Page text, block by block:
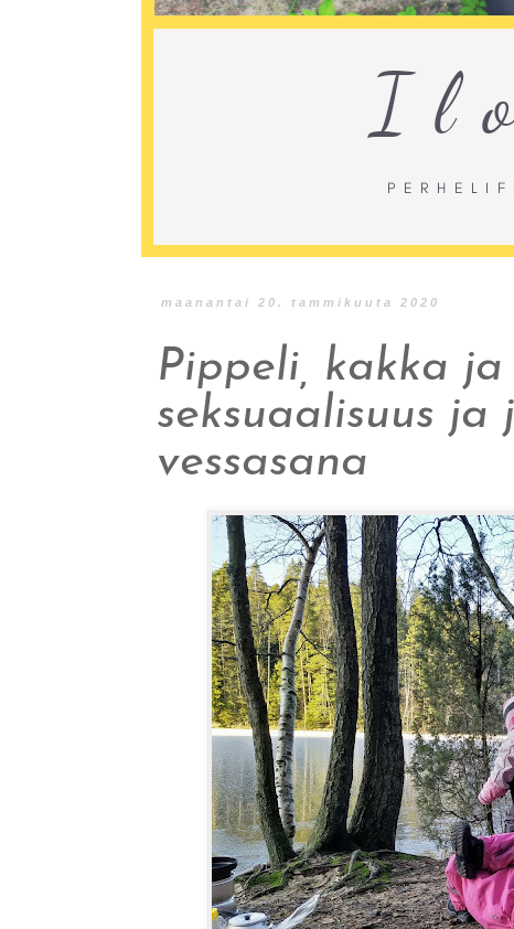
maanantai 20. tammikuuta 2020
Pippeli, kakka ja
seksuaalisuus ja
vessasana